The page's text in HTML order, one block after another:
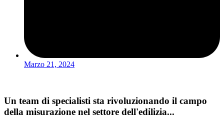
Marzo 21, 2024
Un team di specialisti sta rivoluzionando il campo
della misurazione nel settore dell'edilizia...